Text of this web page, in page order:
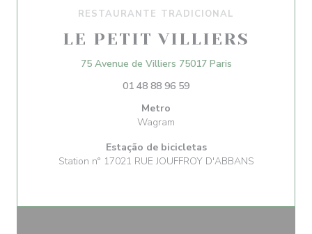
RESTAURANTE TRADICIONAL
LE PETIT VILLIERS
75 Avenue de Villiers 75017 Paris((abre numa
01 48 88 96 59
Metro
Wagram
Estação de bicicletas
Station n° 17021 RUE JOUFFROY D'ABBANS